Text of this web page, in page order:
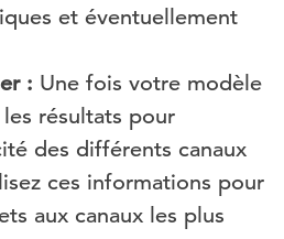
et éventuellement
: Une fois votre modèle
résultats pour
des différents canaux
ces informations pour
aux canaux les plus